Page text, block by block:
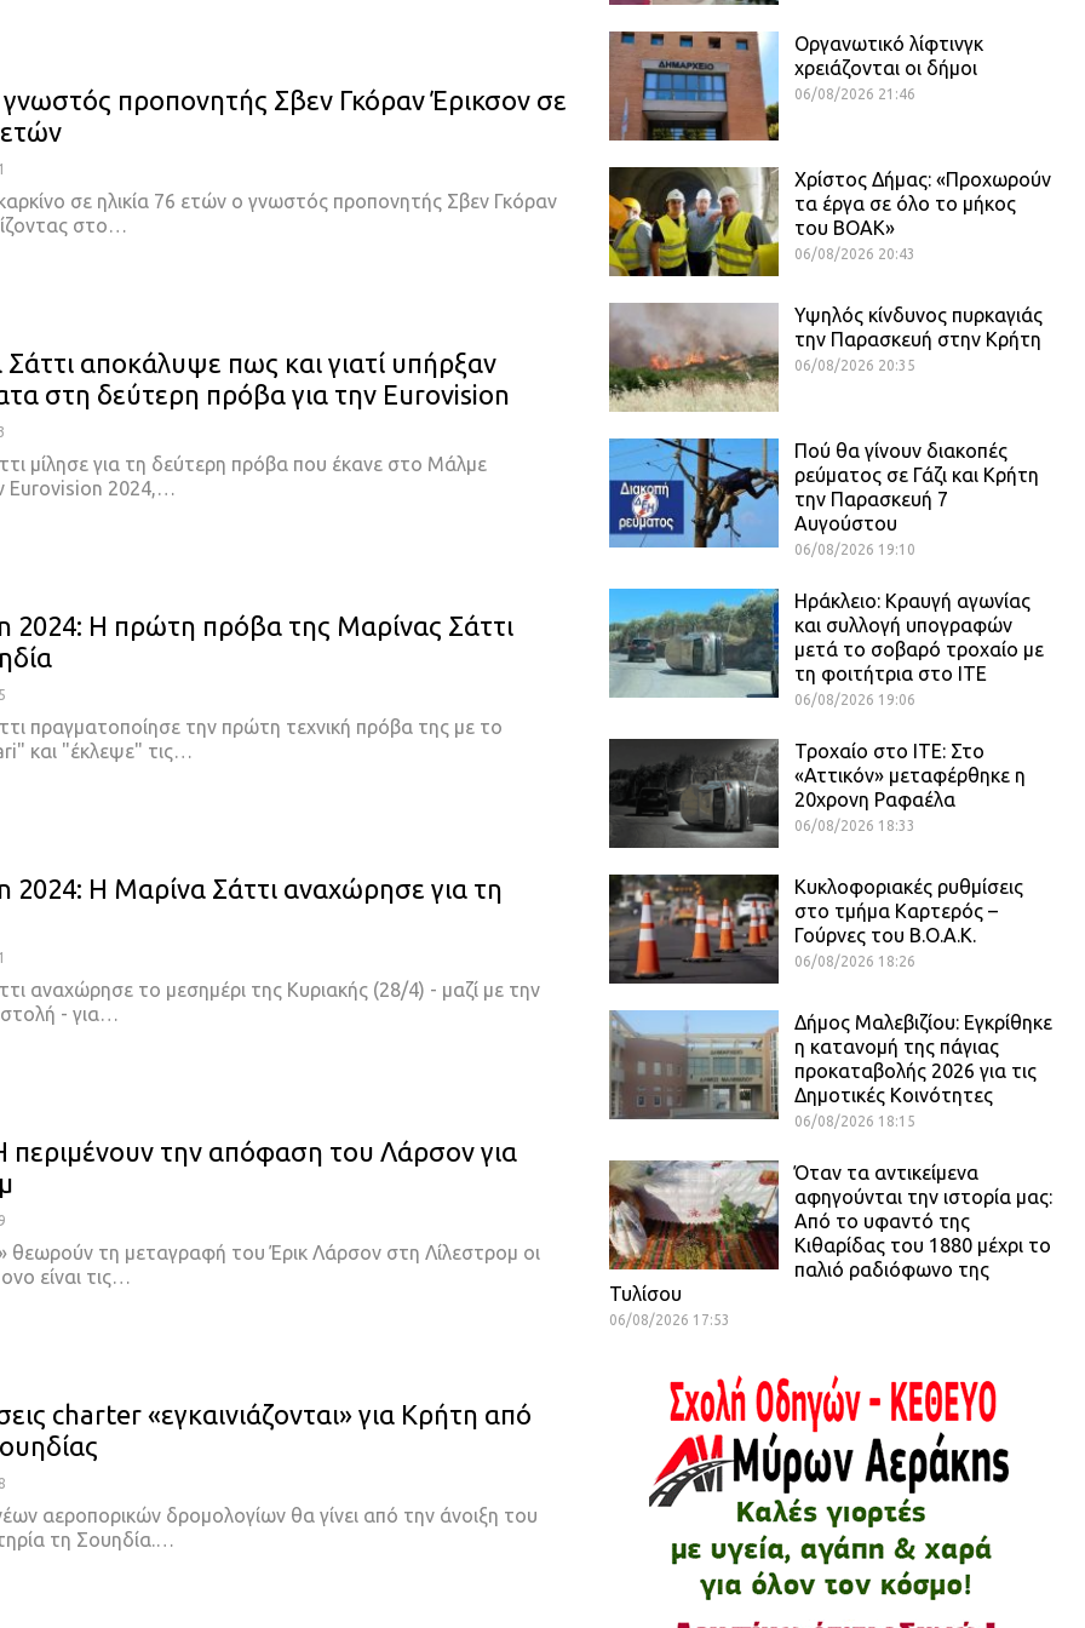
προπονητής Σβεν Γκόραν Έρικσον σε
ετών
σε ηλικία 76 ετών ο γνωστός προπονητής Σβεν Γκόραν
στο…
αποκάλυψε πως και γιατί υπήρξαν
στη δεύτερη πρόβα για την Eurovision
μίλησε για τη δεύτερη πρόβα που έκανε στο Μάλμε
Eurovision 2024,…
2024: Η πρώτη πρόβα της Μαρίνας Σάττι
πραγματοποίησε την πρώτη τεχνική πρόβα της με το
και "έκλεψε" τις…
2024: Η Μαρίνα Σάττι αναχώρησε για τη
αναχώρησε το μεσημέρι της Κυριακής (28/4) - μαζί με την
- για…
την απόφαση του Λάρσον για
θεωρούν τη μεταγραφή του Έρικ Λάρσον στη Λίλεστρομ οι
είναι τις…
charter «εγκαινιάζονται» για Κρήτη από
αεροπορικών δρομολογίων θα γίνει από την άνοιξη του
τη Σουηδία.…
Οργανωτικό λίφτινγκ
χρειάζονται οι δήμοι
06/08/2026 21:46
Χρίστος Δήμας: «Προχωρούν
τα έργα σε όλο το μήκος
του ΒΟΑΚ»
06/08/2026 20:43
Υψηλός κίνδυνος πυρκαγιάς
την Παρασκευή στην Κρήτη
06/08/2026 20:35
Πού θα γίνουν διακοπές
ρεύματος σε Γάζι και Κρήτη
την Παρασκευή 7
Αυγούστου
06/08/2026 19:10
Ηράκλειο: Κραυγή αγωνίας
και συλλογή υπογραφών
μετά το σοβαρό τροχαίο με
τη φοιτήτρια στο ΙΤΕ
06/08/2026 19:06
Τροχαίο στο ΙΤΕ: Στο
«Αττικόν» μεταφέρθηκε η
20χρονη Ραφαέλα
06/08/2026 18:33
Κυκλοφοριακές ρυθμίσεις
στο τμήμα Καρτερός –
Γούρνες του Β.Ο.Α.Κ.
06/08/2026 18:26
Δήμος Μαλεβιζίου: Εγκρίθηκε
η κατανομή της πάγιας
προκαταβολής 2026 για τις
Δημοτικές Κοινότητες
06/08/2026 18:15
Όταν τα αντικείμενα
αφηγούνται την ιστορία μας:
Από το υφαντό της
Κιθαρίδας του 1880 μέχρι το
παλιό ραδιόφωνο της
Τυλίσου
06/08/2026 17:53